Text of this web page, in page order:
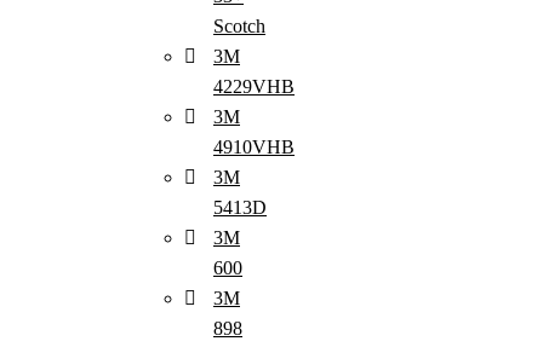
Scotch
3M
4229VHB
3M
4910VHB
3M
5413D
3M
600
3M
898